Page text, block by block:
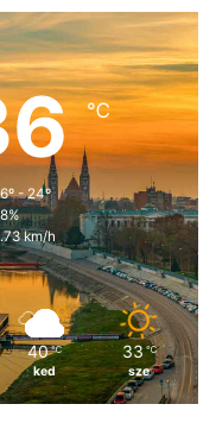
℃
- 24º
km/h
40 ℃
ked
33 ℃
sze